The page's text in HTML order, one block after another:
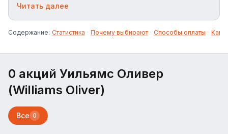
кулинарного искусства. Следите за акциями,
чтобы купить выгодно." В предоставленном
тексте англицизмы для замены отсутствуют.
Читать далее
Содержание: Статистика · Почему выбирают · Способы оплаты · Как
0 акций Уильямс Оливер
(Williams Oliver)
Все 0